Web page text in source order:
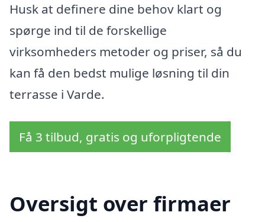
Husk at definere dine behov klart og
spørge ind til de forskellige
virksomheders metoder og priser, så du
kan få den bedst mulige løsning til din
terrasse i Varde.
Få 3 tilbud, gratis og uforpligtende
Oversigt over firmaer